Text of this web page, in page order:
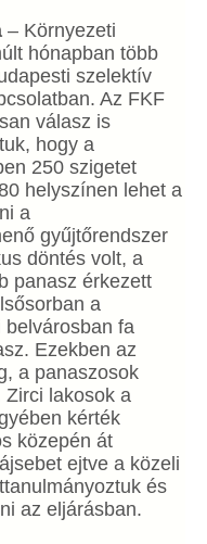
– Környezeti
hónapban több
szelektív
Az FKF
válasz is
hogy a
250 szigetet
helyszínen lehet a
a
gyűjtőrendszer
döntés volt, a
panasz érkezett
a
belvárosban fa
Ezekben az
a panaszosok
Zirci lakosok a
kérték
közepén át
ejtve a közeli
és
az eljárásban.